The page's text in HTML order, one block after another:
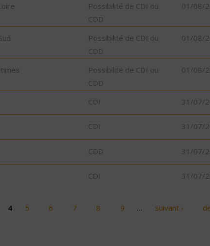
Possibilité de CDI ou
CDD
01/08/
Possibilité de CDI ou
CDD
01/08/
Possibilité de CDI ou
CDD
01/08/
CDI 31/07/
CDI 31/07/
CDD 31/07/
CDI 31/07/
4 5 6 7 8 9 … suivant ›